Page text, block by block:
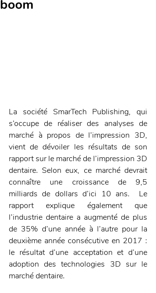
boom
La société SmarTech Publishing, qui
s’occupe de réaliser des analyses de
marché à propos de l’impression 3D,
vient de dévoiler les résultats de son
rapport sur le marché de l’impression 3D
dentaire. Selon eux, ce marché devrait
connaître une croissance de 9,5
milliards de dollars d’ici 10 ans.  Le
rapport explique également que
l’industrie dentaire a augmenté de plus
de 35% d’une année à l’autre pour la
deuxième année consécutive en 2017 :
le résultat d’une acceptation et d’une
adoption des technologies 3D sur le
marché dentaire.